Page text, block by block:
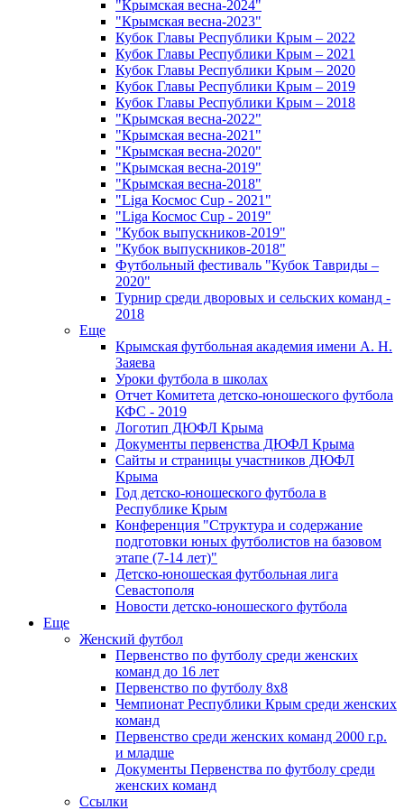
"Крымская весна-2024"
"Крымская весна-2023"
Кубок Главы Республики Крым – 2022
Кубок Главы Республики Крым – 2021
Кубок Главы Республики Крым – 2020
Кубок Главы Республики Крым – 2019
Кубок Главы Республики Крым – 2018
"Крымская весна-2022"
"Крымская весна-2021"
"Крымская весна-2020"
"Крымская весна-2019"
"Крымская весна-2018"
"Liga Космос Cup - 2021"
"Liga Космос Cup - 2019"
"Кубок выпускников-2019"
"Кубок выпускников-2018"
Футбольный фестиваль "Кубок Тавриды –
2020"
Турнир среди дворовых и сельских команд -
2018
Еще
Крымская футбольная академия имени А. Н.
Заяева
Уроки футбола в школах
Отчет Комитета детско-юношеского футбола
КФС - 2019
Логотип ДЮФЛ Крыма
Документы первенства ДЮФЛ Крыма
Сайты и страницы участников ДЮФЛ
Крыма
Год детско-юношеского футбола в
Республике Крым
Конференция "Структура и содержание
подготовки юных футболистов на базовом
этапе (7-14 лет)"
Детско-юношеская футбольная лига
Севастополя
Новости детско-юношеского футбола
Еще
Женский футбол
Первенство по футболу среди женских
команд до 16 лет
Первенство по футболу 8х8
Чемпионат Республики Крым среди женских
команд
Первенство среди женских команд 2000 г.р.
и младше
Документы Первенства по футболу среди
женских команд
Ссылки